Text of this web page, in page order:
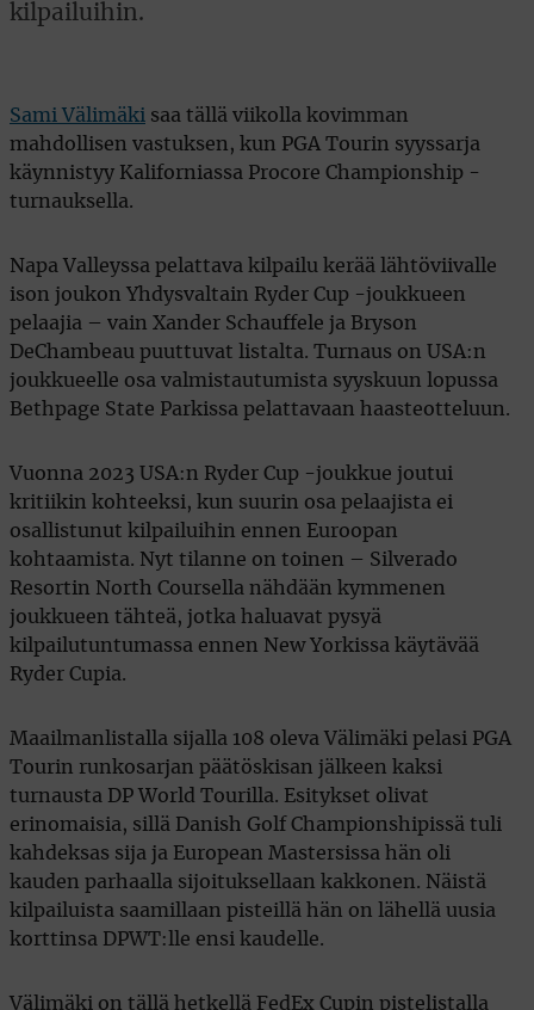
kilpailuihin.
Sami Välimäki saa tällä viikolla kovimman
mahdollisen vastuksen, kun PGA Tourin syyssarja
käynnistyy Kaliforniassa Procore Championship -
turnauksella.
Napa Valleyssa pelattava kilpailu kerää lähtöviivalle
ison joukon Yhdysvaltain Ryder Cup -joukkueen
pelaajia – vain Xander Schauffele ja Bryson
DeChambeau puuttuvat listalta. Turnaus on USA:n
joukkueelle osa valmistautumista syyskuun lopussa
Bethpage State Parkissa pelattavaan haasteotteluun.
Vuonna 2023 USA:n Ryder Cup -joukkue joutui
kritiikin kohteeksi, kun suurin osa pelaajista ei
osallistunut kilpailuihin ennen Euroopan
kohtaamista. Nyt tilanne on toinen – Silverado
Resortin North Coursella nähdään kymmenen
joukkueen tähteä, jotka haluavat pysyä
kilpailutuntumassa ennen New Yorkissa käytävää
Ryder Cupia.
Maailmanlistalla sijalla 108 oleva Välimäki pelasi PGA
Tourin runkosarjan päätöskisan jälkeen kaksi
turnausta DP World Tourilla. Esitykset olivat
erinomaisia, sillä Danish Golf Championshipissä tuli
kahdeksas sija ja European Mastersissa hän oli
kauden parhaalla sijoituksellaan kakkonen. Näistä
kilpailuista saamillaan pisteillä hän on lähellä uusia
korttinsa DPWT:lle ensi kaudelle.
Välimäki on tällä hetkellä FedEx Cupin pistelistalla